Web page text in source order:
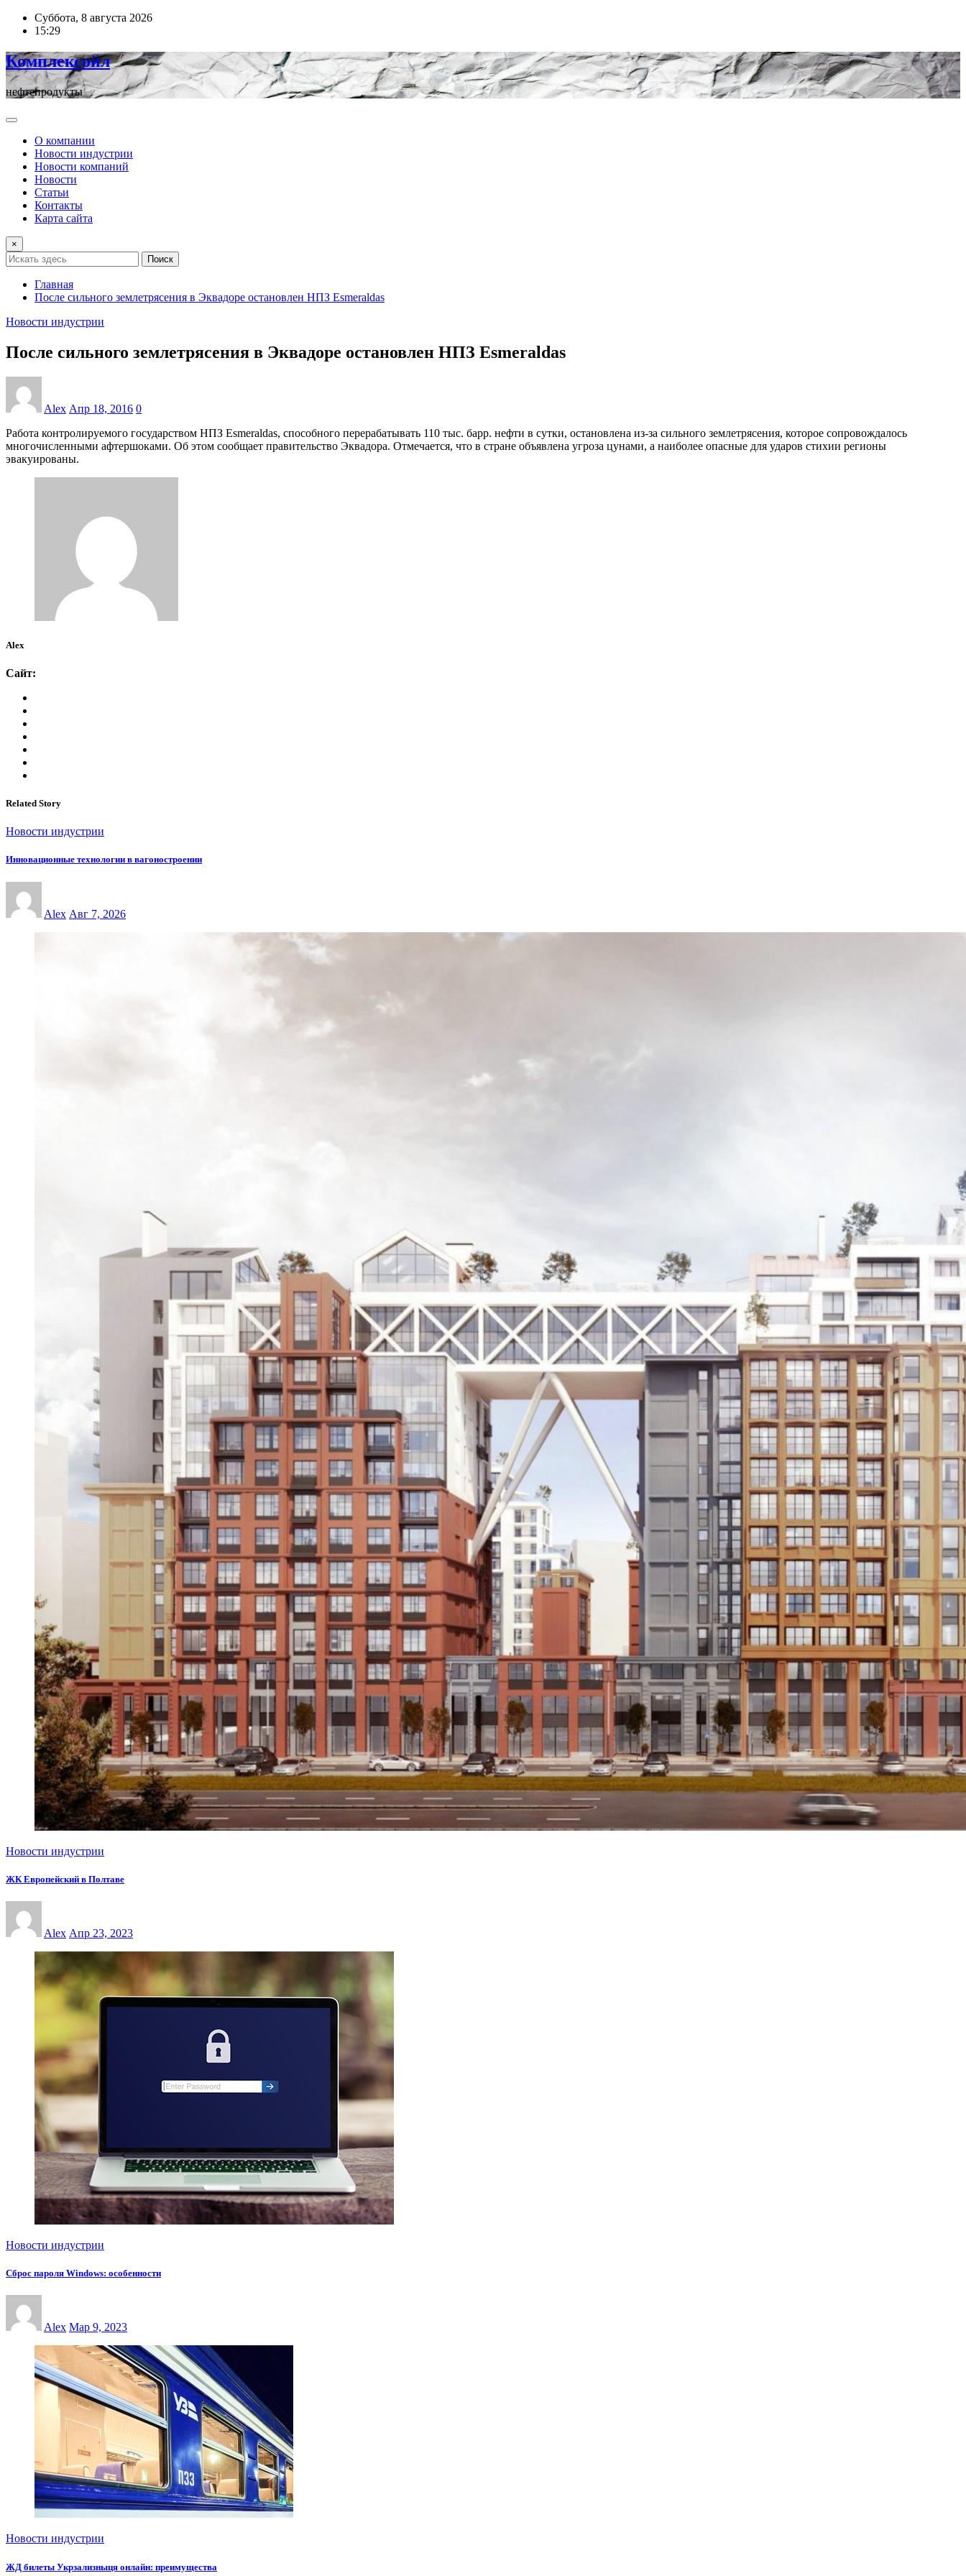
ПерейтиСуббота, 8 августа 2026
15:29
Комплексойл
нефтепродукты
О компании
Новости индустрии
Новости компаний
Новости
Статьи
Контакты
Карта сайта
×
Поиск
Главная
После сильного землетрясения в Эквадоре остановлен НПЗ Esmeraldas
Новости индустрии
После сильного землетрясения в Эквадоре остановлен НПЗ Esmeraldas
Alex Апр 18, 2016 0
Работа контролируемого государством НПЗ Esmeraldas, способного перерабатывать 110 тыс. барр. нефти в сутки, остановлена из-за сильного землетрясения, которое сопровождалось
многочисленными афтершоками. Об этом сообщает правительство Эквадора. Отмечается, что в стране объявлена угроза цунами, а наиболее опасные для ударов стихии регионы
эвакуированы.
Alex
Сайт:
Related Story
Новости индустрии
Инновационные технологии в вагоностроении
Alex Авг 7, 2026
Новости индустрии
ЖК Европейский в Полтаве
Alex Апр 23, 2023
Новости индустрии
Сброс пароля Windows: особенности
Alex Мар 9, 2023
Новости индустрии
ЖД билеты Укрзализныця онлайн: преимущества